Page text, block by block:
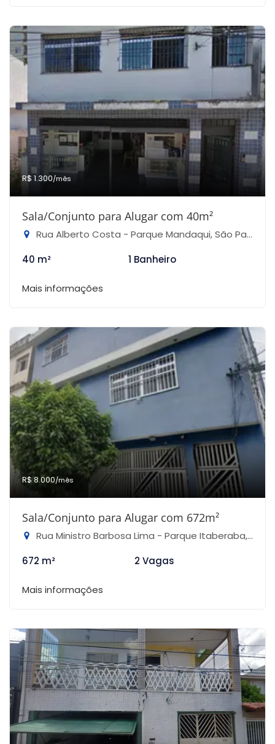
R$ 1.300/mês
Sala/Conjunto para Alugar com 40m²
Rua Alberto Costa - Parque Mandaqui, São Paulo-SP
40 m²
1 Banheiro
Mais informações
R$ 8.000/mês
Sala/Conjunto para Alugar com 672m²
Rua Ministro Barbosa Lima - Parque Itaberaba, São Paulo-SP
672 m²
2 Vagas
Mais informações